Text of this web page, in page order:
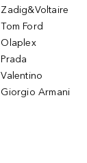
Zadig&Voltaire
Tom Ford
Olaplex
Prada
Valentino
Giorgio Armani